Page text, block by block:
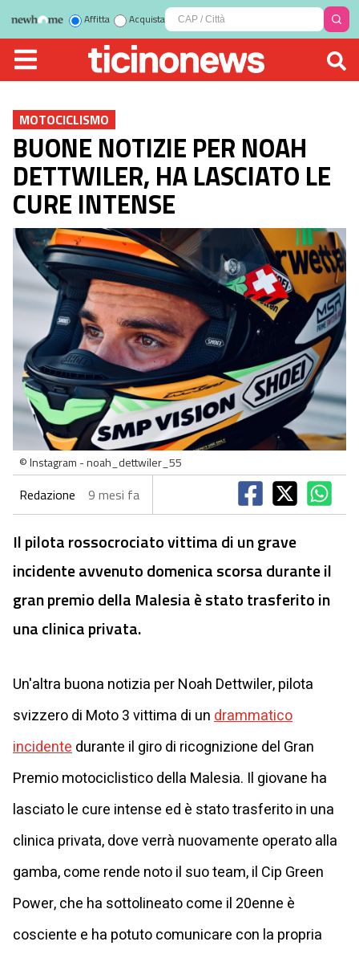
Affitta Acquista
MOTOCICLISMO
BUONE NOTIZIE PER NOAH
DETTWILER, HA LASCIATO LE
CURE INTENSE
© Instagram - noah_dettwiler_55
Redazione 9 mesi fa
Il pilota rossocrociato vittima di un grave
incidente avvenuto domenica scorsa durante il
gran premio della Malesia è stato trasferito in
una clinica privata.
Un'altra buona notizia per Noah Dettwiler, pilota
svizzero di Moto 3 vittima di undrammatico
incidentedurante il giro di ricognizione del Gran
Premio motociclistico della Malesia. Il giovane ha
lasciato le cure intense ed è stato trasferito in una
clinica privata, dove verrà nuovamente operato alla
gamba, come rende noto il suo team, il Cip Green
Power, che ha sottolineato come il 20enne è
cosciente e ha potuto comunicare con la propria